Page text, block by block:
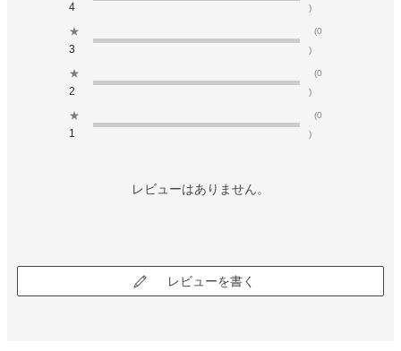
4
)
★
3
(0
)
★
2
(0
)
★
1
(0
)
レビューはありません。
レビューを書く